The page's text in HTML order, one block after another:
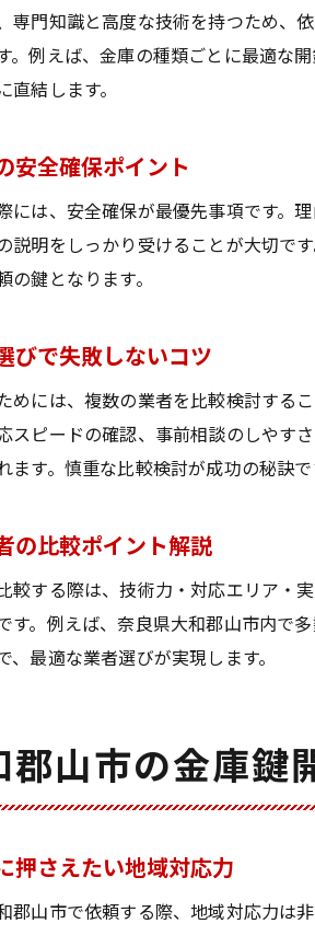
緊急
専門知識と高度な技術を持つため、
。例えば、金庫の種類ごとに最適な
結します。
安全確保ポイント
には、安全確保が最優先事項です。
説明をしっかり受けることが大切で
鍵となります。
びで失敗しないコツ
めには、複数の業者を比較検討する
スピードの確認、事前相談のしやす
ます。慎重な比較検討が成功の秘訣で
の比較ポイント解説
較する際は、技術力・対応エリア・
す。例えば、奈良県大和郡山市内で
、最適な業者選びが実現します。
郡山市の金庫鍵
押さえたい地域対応力
郡山市で依頼する際、地域対応力は